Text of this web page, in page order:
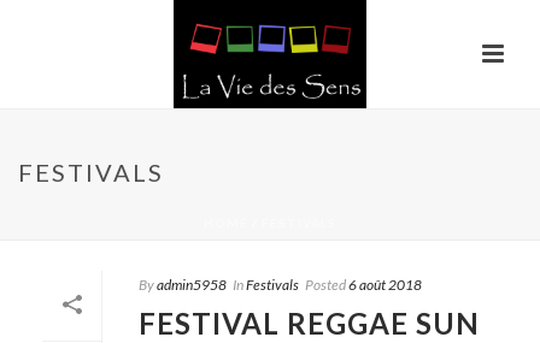
FESTIVALS
Byadmin5958 InFestivals Posted6 août 2018
FESTIVAL REGGAE SUN